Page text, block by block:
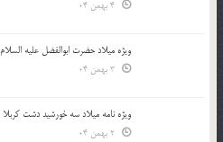
ویژه میلاد حضرت ابوالفضل علیه السلام
ویژه نامه میلاد سه خورشید دشت کربلا